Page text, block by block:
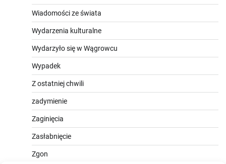
Wiadomości ze świata
Wydarzenia kulturalne
Wydarzyło się w Wągrowcu
Wypadek
Z ostatniej chwili
zadymienie
Zaginięcia
Zasłabnięcie
Zgon